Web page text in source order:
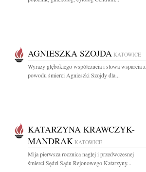
AGNIESZKA SZOJDA KATOWICE
Wyrazy głębokiego współczucia i słowa wsparcia z
powodu śmierci Agnieszki Szojdy dla...
KATARZYNA KRAWCZYK-
MANDRAK KATOWICE
Mija pierwsza rocznica nagłej i przedwczesnej
śmierci Sędzi Sądu Rejonowego Katarzyny...